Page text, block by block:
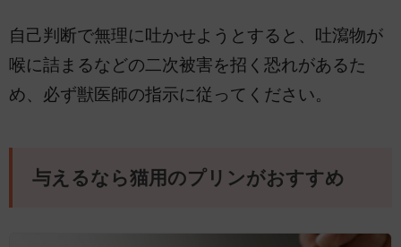
自己判断で無理に吐かせようとすると、吐瀉物が
喉に詰まるなどの二次被害を招く恐れがあるた
め、必ず獣医師の指示に従ってください。
与えるなら猫用のプリンがおすすめ